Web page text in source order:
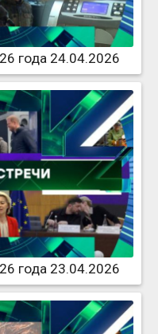
года 24.04.2026
года 23.04.2026